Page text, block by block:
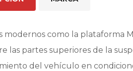
modernos como la plataforma
las partes superiores de la
del vehículo en